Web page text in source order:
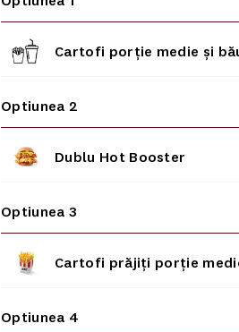
Cartofi porție medie și
Optiunea 2
Dublu Hot Booster
Optiunea 3
Cartofi prăjiți porție
Optiunea 4